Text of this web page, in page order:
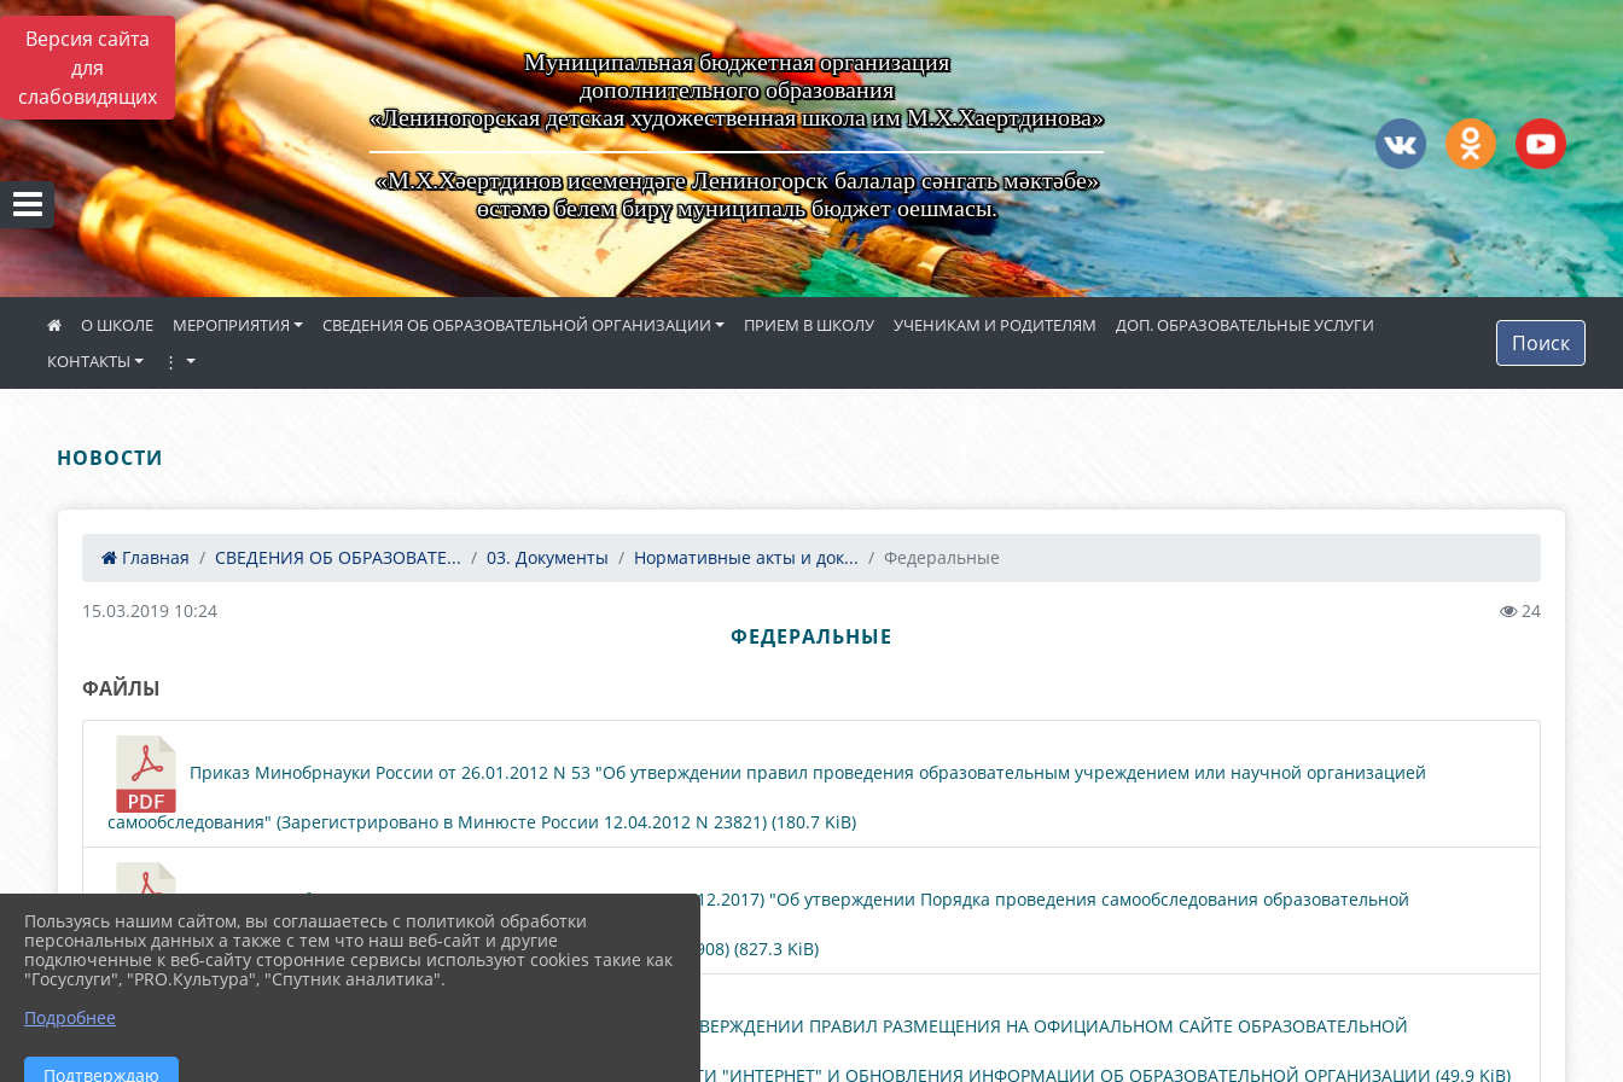
Версия сайта
для
слабовидящих
Муниципальная бюджетная организация
дополнительного образования
«Лениногорская детская художественная школа им М.Х.Хаертдинова»
«М.Х.Хәертдинов исемендәге Лениногорск балалар сәнгать мәктәбе»
өстәмә белем бирү муниципаль бюджет оешмасы.
О ШКОЛЕ МЕРОПРИЯТИЯ СВЕДЕНИЯ ОБ ОБРАЗОВАТЕЛЬНОЙ ОРГАНИЗАЦИИ ПРИЕМ В ШКОЛУ УЧЕНИКАМ И РОДИТЕЛЯМ
ДОП. ОБРАЗОВАТЕЛЬНЫЕ УСЛУГИ
КОНТАКТЫ
⋮
Поиск
НОВОСТИ
Главная СВЕДЕНИЯ ОБ ОБРАЗОВАТЕ... 03. Документы Нормативные акты и док... Федеральные
15.03.2019 10:24 24
ФЕДЕРАЛЬНЫЕ
ФАЙЛЫ
Приказ Минобрнауки России от 26.01.2012 N 53 "Об утверждении правил проведения образовательным учреждением или научной организацией
самообследования" (Зарегистрировано в Минюсте России 12.04.2012 N 23821) (180.7 KiB)
Приказ Минобрнауки России от 14.06.2013 N 462 (ред. от 14.12.2017) "Об утверждении Порядка проведения самообследования образовательной
организацией" (Зарегистрировано в Минюсте России 27.06.2013 N 28908) (827.3 KiB)
Постановление Правительства РФ от 10.07.2013 N 582 ОБ УТВЕРЖДЕНИИ ПРАВИЛ РАЗМЕЩЕНИЯ НА ОФИЦИАЛЬНОМ САЙТЕ ОБРАЗОВАТЕЛЬНОЙ
ОРГАНИЗАЦИИ В ИНФОРМАЦИОННО-ТЕЛЕКОММУНИКАЦИОННОЙ СЕТИ "ИНТЕРНЕТ" И ОБНОВЛЕНИЯ ИНФОРМАЦИИ ОБ ОБРАЗОВАТЕЛЬНОЙ ОРГАНИЗАЦИИ (49.9 KiB)
Пользуясь нашим сайтом, вы соглашаетесь с политикой обработки
персональных данных а также с тем что наш веб-сайт и другие
подключенные к веб-сайту сторонние сервисы используют cookies такие как
"Госуслуги", "PRO.Культура", "Спутник аналитика".
Подробнее
Подтверждаю